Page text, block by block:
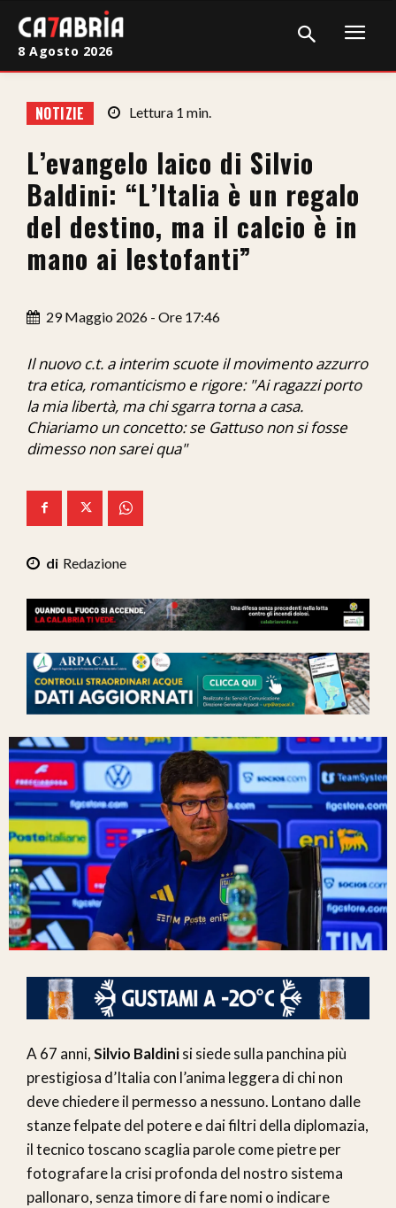
Cronaca
Giudiziaria
Politica
Sport
Sanità
Economia
Ita-Mondo
C7 Play
We Calabria
Mix Zone
8 Agosto 2026
NOTIZIE Lettura 1 min.
L’evangelo laico di Silvio
Baldini: “L’Italia è un regalo
del destino, ma il calcio è in
mano ai lestofanti”
29 Maggio 2026 - Ore 17:46
Il nuovo c.t. a interim scuote il movimento azzurro
tra etica, romanticismo e rigore: "Ai ragazzi porto
la mia libertà, ma chi sgarra torna a casa.
Chiariamo un concetto: se Gattuso non si fosse
dimesso non sarei qua"
Redazione
A 67 anni,Silvio Baldinisi siede sulla panchina più
prestigiosa d’Italia con l’anima leggera di chi non
deve chiedere il permesso a nessuno. Lontano dalle
stanze felpate del potere e dai filtri della diplomazia,
il tecnico toscano scaglia parole come pietre per
fotografare la crisi profonda del nostro sistema
pallonaro, senza timore di fare nomi o indicare